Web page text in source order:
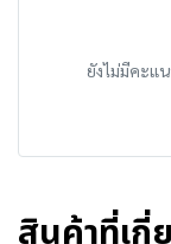
ยังไม่มีคะแ
สินค้าที่เกี่